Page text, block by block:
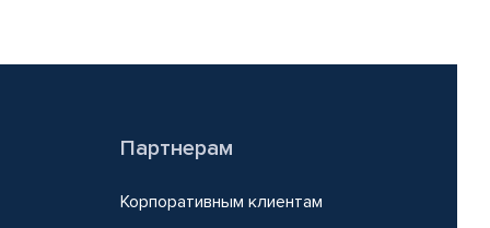
Партнерам
Корпоративным клиентам